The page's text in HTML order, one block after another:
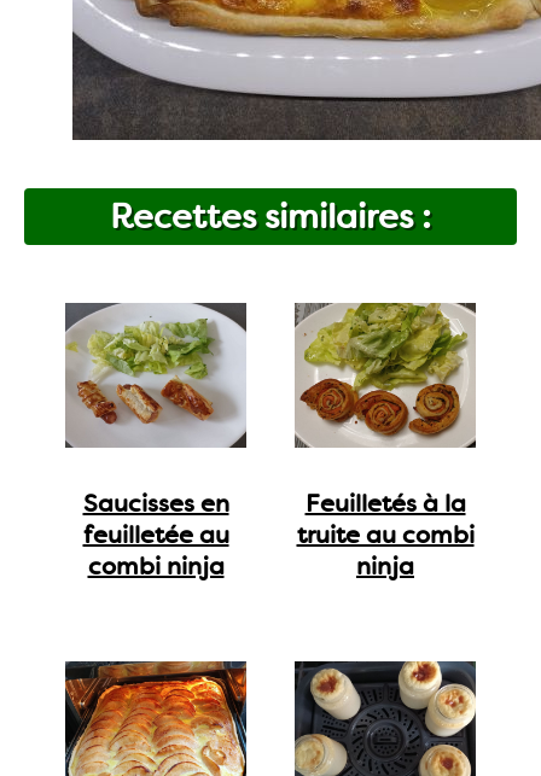
Recettes similaires :
Saucisses en
feuilletée au
combi ninja
Feuilletés à la
truite au combi
ninja